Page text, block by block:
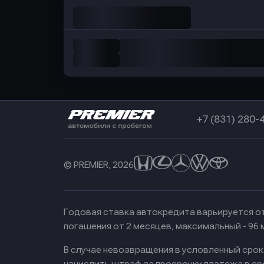
+7 (831) 280-
© PREMIER, 2026
Годовая ставка автокредита варьируется
погашения от 2 месяцев, максимальный - 96
В случае невозвращения в условленный